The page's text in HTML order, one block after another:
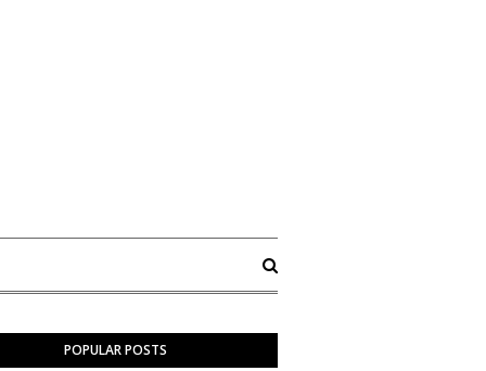
POPULAR POSTS